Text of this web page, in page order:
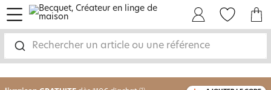
Rechercher un article ou une référence
menu
-30% sur votre commandedès 2 articles